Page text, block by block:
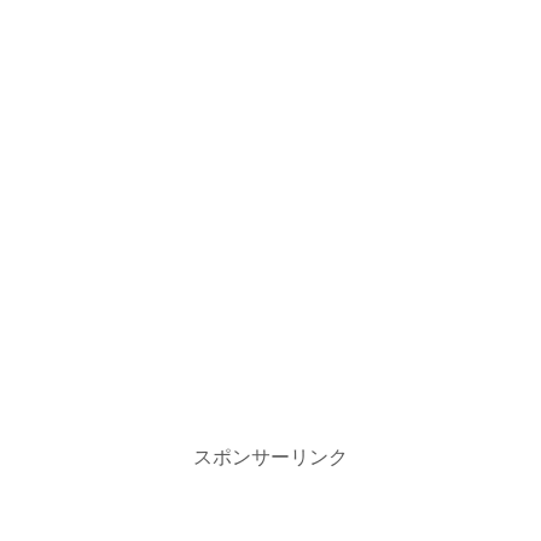
スポンサーリンク